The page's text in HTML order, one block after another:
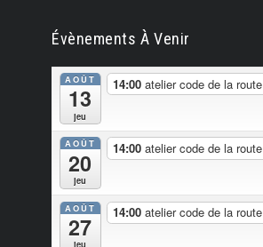
Évènements À Venir
AOÛT
13
jeu
14:00 atelier code de la route
AOÛT
20
jeu
14:00 atelier code de la route
AOÛT
27
jeu
14:00 atelier code de la route